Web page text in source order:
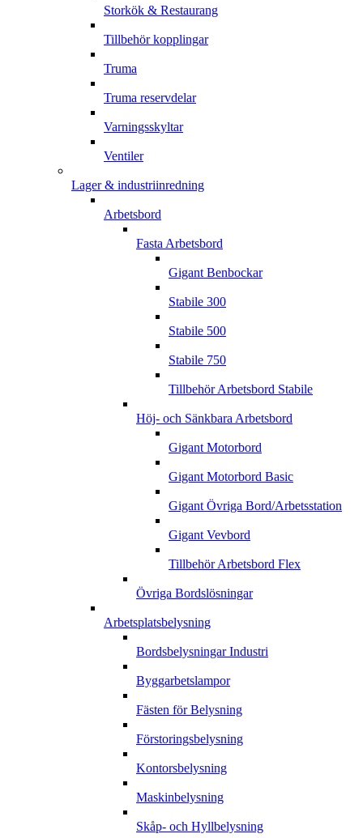
Storkök & Restaurang
Tillbehör kopplingar
Truma
Truma reservdelar
Varningsskyltar
Ventiler
Lager & industriinredning
Arbetsbord
Fasta Arbetsbord
Gigant Benbockar
Stabile 300
Stabile 500
Stabile 750
Tillbehör Arbetsbord Stabile
Höj- och Sänkbara Arbetsbord
Gigant Motorbord
Gigant Motorbord Basic
Gigant Övriga Bord/Arbetsstation
Gigant Vevbord
Tillbehör Arbetsbord Flex
Övriga Bordslösningar
Arbetsplatsbelysning
Bordsbelysningar Industri
Byggarbetslampor
Fästen för Belysning
Förstoringsbelysning
Kontorsbelysning
Maskinbelysning
Skåp- och Hyllbelysning